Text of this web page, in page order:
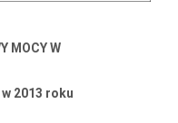
MOCY W
2013 roku